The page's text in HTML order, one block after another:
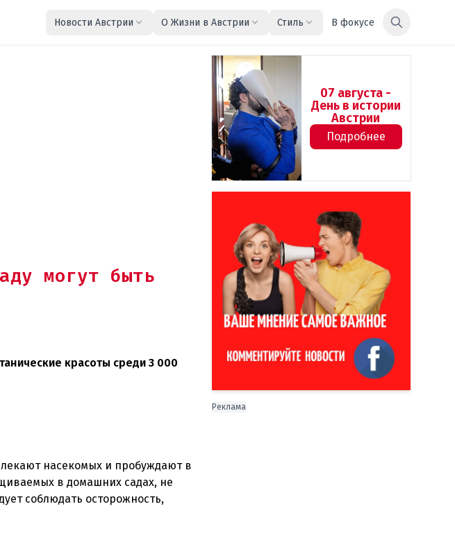
Новости Австрии О Жизни в Австрии Стиль В фокусе
могут быть
красоты среди 3 000
насекомых и пробуждают в
в домашних садах, не
соблюдать осторожность,
07 августа -
День в истории
Австрии
Подробнее
Реклама